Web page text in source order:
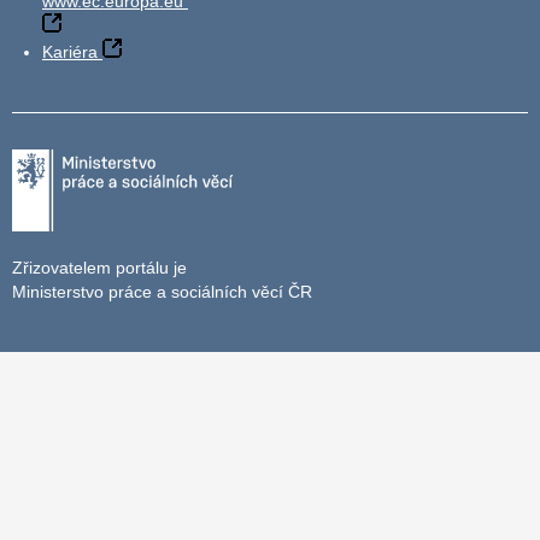
Kariéra
Zřizovatelem portálu je
Ministerstvo práce a sociálních věcí ČR